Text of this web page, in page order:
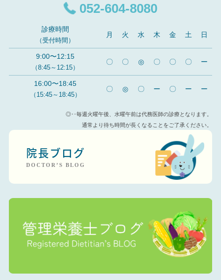
052-604-8080
診療時間
（受付時間）
月 火 水 木 金 土 日
9:00〜12:15
（8:45～12:15）
〇 〇 ◎ 〇 〇 〇 ー
16:00〜18:45
（15:45～18:45）
〇 ◎ 〇 ー 〇 ー ー
◎‥毎週火曜午後、水曜午前は代務医師の診療となります。
通常より待ち時間が長くなることをご了承ください。
院長ブログ
DOCTOR’S BLOG